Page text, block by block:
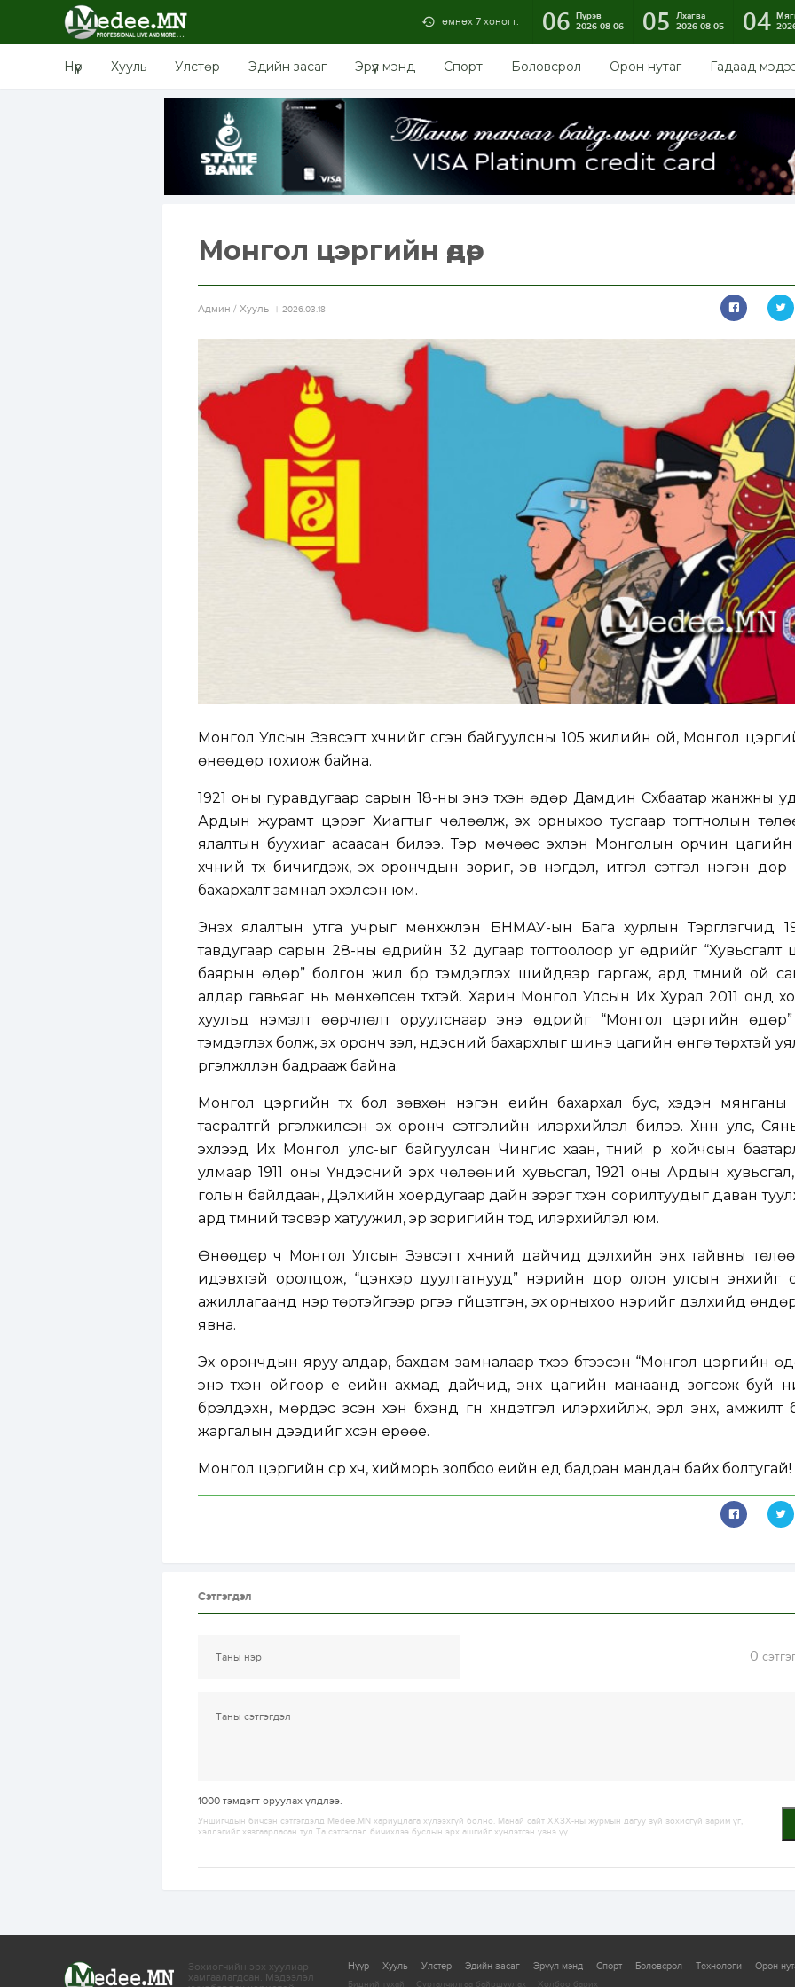
өмнөх 7 хоногт: 06 Пүрэв
2026-08-06
05
Лхагва
2026-08-05
04
Нүүр Хууль Улстөр Эдийн засаг Эрүүл мэнд Спорт Боловсрол Орон нутаг Гадаад
Монгол цэргийн өдөр
Aдмин / Хууль 2026.03.18
Монгол Улсын Зэвсэгт хүчнийг үүсгэн байгуулсны 105 жилийн ой, Монгол
өнөөдөр тохиож байна.
1921 оны гуравдугаар сарын 18-ны энэ түүхэн өдөр Дамдин Сүхбаатар жанжны
Ардын журамт цэрэг Хиагтыг чөлөөлж, эх орныхоо тусгаар тогтнолын
ялалтын буухиаг асаасан билээ. Тэр мөчөөс эхлэн Монголын орчин цагийн
хүчний түүх бичигдэж, эх орончдын зориг, эв нэгдэл, итгэл сэтгэл нэгэн дор
бахархалт замнал эхэлсэн юм.
Энэхүү ялалтын утга учрыг мөнхжүүлэн БНМАУ-ын Бага хурлын Тэргүүлэгчид
тавдугаар сарын 28-ны өдрийн 32 дугаар тогтоолоор уг өдрийг “Хувьсгалт
баярын өдөр” болгон жил бүр тэмдэглэх шийдвэр гаргаж, ард түмний ой
алдар гавьяаг нь мөнхөлсөн түүхтэй. Харин Монгол Улсын Их Хурал 2011 онд
хуульд нэмэлт өөрчлөлт оруулснаар энэ өдрийг “Монгол цэргийн өдөр”
тэмдэглэх болж, эх оронч үзэл, үндэсний бахархлыг шинэ цагийн өнгө төрхтэй
үргэлжлүүлэн бадрааж байна.
Монгол цэргийн түүх бол зөвхөн нэгэн үеийн бахархал бус, хэдэн
тасралтгүй үргэлжилсэн эх оронч сэтгэлийн илэрхийлэл билээ. Хүннү улс,
эхлээд Их Монгол улс-ыг байгуулсан Чингис хаан, түүний үр хойчсын
улмаар 1911 оны Үндэсний эрх чөлөөний хувьсгал, 1921 оны Ардын
голын байлдаан, Дэлхийн хоёрдугаар дайн зэрэг түүхэн сорилтуудыг даван
ард түмний тэсвэр хатуужил, эр зоригийн тод илэрхийлэл юм.
Өнөөдөр ч Монгол Улсын Зэвсэгт хүчний дайчид дэлхийн энх тайвны
идэвхтэй оролцож, “цэнхэр дуулгатнууд” нэрийн дор олон улсын энхийг
ажиллагаанд нэр төртэйгээр үүргээ гүйцэтгэн, эх орныхоо нэрийг дэлхийд
явна.
Эх орончдын яруу алдар, бахдам замналаар түүхээ бүтээсэн “Монгол цэргийн
энэ түүхэн ойгоор үе үеийн ахмад дайчид, энх цагийн манаанд зогсож буй
бүрэлдэхүүн, мөрдэс зүүсэн хэн бүхэнд гүн хүндэтгэл илэрхийлж, эрүүл энх, амжилт
жаргалын дээдийг хүсэн ерөөе.
Монгол цэргийн сүр хүч, хийморь золбоо үеийн үед бадран мандан байх болтугай!
Сэтгэгдэл
0
1000 тэмдэгт оруулах үлдлээ.
Уншигчдын бичсэн сэтгэгдэлд Medee.MN хариуцлага хүлээхгүй болно. Манай сайт ХХЗХ-ны журмын дагуу зүй зохисгүй зарим үг,
хэллэгийг хязгаарласан тул Та сэтгэгдэл бичихдээ бусдын эрх ашгийг хүндэтгэн үзнэ үү.
Зохиогчийн эрх хуулиар
хамгаалагдсан. Мэдээлэл
Нүүр Хууль Улстөр Эдийн засаг Эрүүл мэнд Спорт Боловсрол Технологи Орон
Бидний тухай Сурталчилгаа байршуулах Холбоо барих